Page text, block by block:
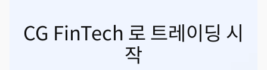
CG FinTech 로 트레이딩 시
작